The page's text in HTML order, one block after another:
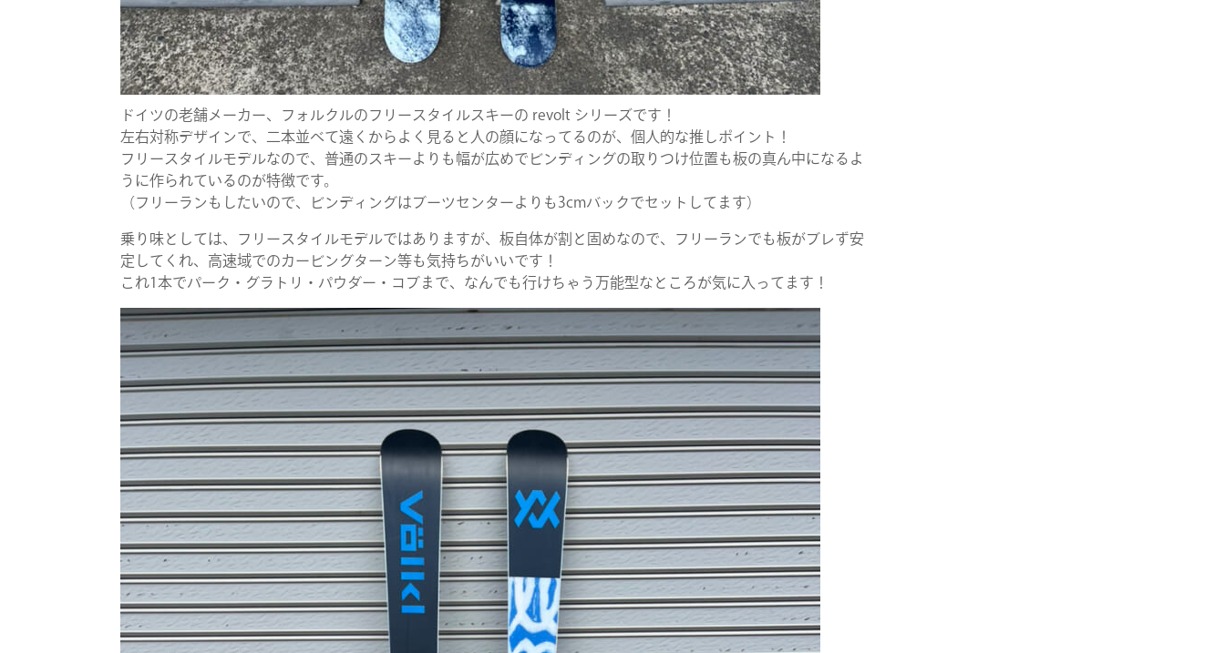
COMPANY
SERVICE
STAFF BLOG
NEWS
CONTACT
ドイツの老舗メーカー、フォルクルのフリースタイルスキーの revolt シリーズです！
左右対称デザインで、二本並べて遠くからよく見ると人の顔になってるのが、個人的な推しポイント！
フリースタイルモデルなので、普通のスキーよりも幅が広めでビンディングの取りつけ位置も板の真ん中になるよ
うに作られているのが特徴です。
（フリーランもしたいので、ビンディングはブーツセンターよりも3cmバックでセットしてます）
乗り味としては、フリースタイルモデルではありますが、板自体が割と固めなので、フリーランでも板がブレず安
定してくれ、高速域でのカービングターン等も気持ちがいいです！
これ1本でパーク・グラトリ・パウダー・コブまで、なんでも行けちゃう万能型なところが気に入ってます！